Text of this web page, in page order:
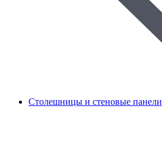
Столешницы и стеновые панели